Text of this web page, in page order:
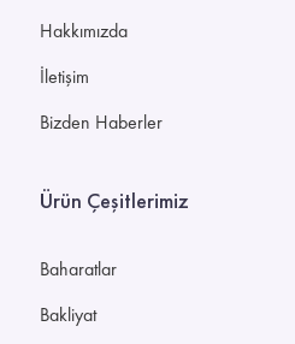
Hakkımızda
İletişim
Bizden Haberler
Ürün Çeşitlerimiz
Baharatlar
Bakliyat